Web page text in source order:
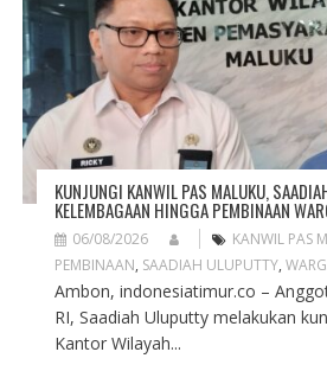
KUNJUNGI KANWIL PAS MALUKU,
KELEMBAGAAN HINGGA PEMBINAAN
06/08/2026 KANWIL PAS
PEMBINAAN, SAADIAH ULUPUTTY,
Ambon, indonesiatimur.co –
RI, Saadiah Uluputty melakukan
Kantor Wilayah...